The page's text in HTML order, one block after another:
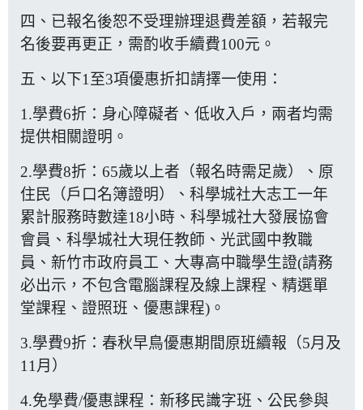
四、已報名後恕不受理辦理退費差額，若報完
名後要再更正，需酌收手續費100元。
五、以下1至3項優惠折扣請擇一使用：
1.學費6折：身心障礙者、低收入戶，兩者均需
提供相關證明。
2.學費8折：65歲以上者（報名時需足歲）、原
住民（戶口名簿證明）、科學城社大志工一年
累計服務時數達18小時、科學城社大發展協會
會員、科學城社大現任教師、光武國中教職
員、新竹市政府員工、大專高中職學生證(請務
必出示，不包含電腦課程及線上課程、精選單
堂課程、證照班、優惠課程)。
3.學費9折：春秋早鳥優惠期間原班續報（5月及
11月）
4.免學費/優惠課程：新移民識字班、公民參與